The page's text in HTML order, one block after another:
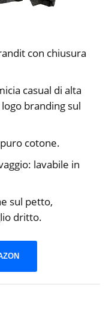
con chiusura
casual di alta
branding sul
cotone.
lavabile in
sul petto,
dritto.